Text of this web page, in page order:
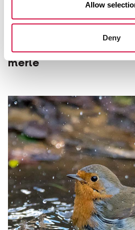
Allow
Deny
10 choses que vous ne
merle